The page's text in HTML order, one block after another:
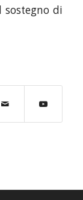
sostegno di